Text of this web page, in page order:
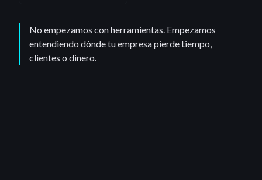
No empezamos con herramientas. Empezamos
entendiendo dónde tu empresa pierde tiempo,
clientes o dinero.